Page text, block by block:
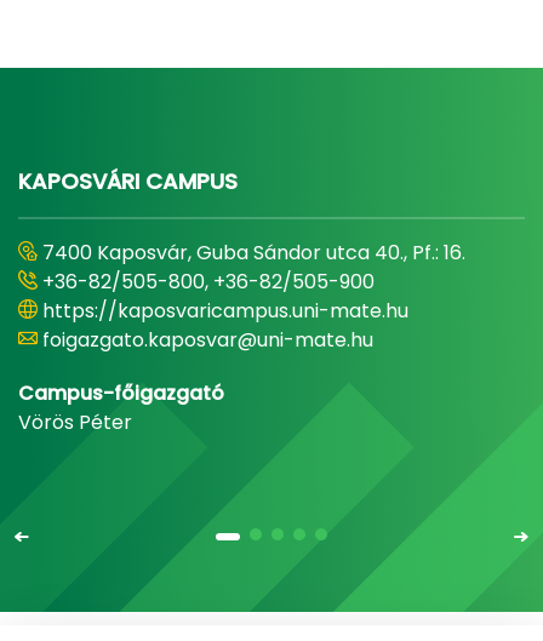
KAPOSVÁRI CAMPUS
7400 Kaposvár, Guba Sándor utca 40., Pf.: 16.
+36-82/505-800, +36-82/505-900
https://kaposvaricampus.uni-mate.hu
foigazgato.kaposvar@uni-mate.hu
Campus-főigazgató
Vörös Péter